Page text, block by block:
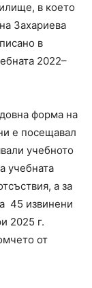
в което
Захариева
в
2022–
форма на
е посещавал
учебното
учебната
а за
45 извинени
2025 г.
от